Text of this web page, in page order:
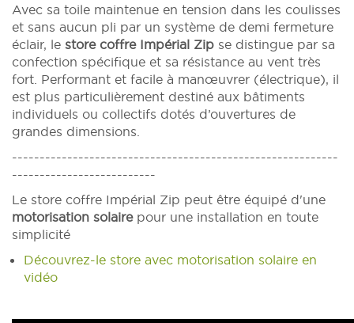
Avec sa toile maintenue en tension dans les coulisses
et sans aucun pli par un système de demi fermeture
éclair, le store coffre Impérial Zip se distingue par sa
confection spécifique et sa résistance au vent très
fort. Performant et facile à manœuvrer (électrique), il
est plus particulièrement destiné aux bâtiments
individuels ou collectifs dotés d’ouvertures de
grandes dimensions.
-----------------------------------------------------------
--------------------------
Le store coffre Impérial Zip peut être équipé d'une
motorisation solairepour une installation en toute
simplicité
Découvrez-le store avec motorisation solaire en
vidéo